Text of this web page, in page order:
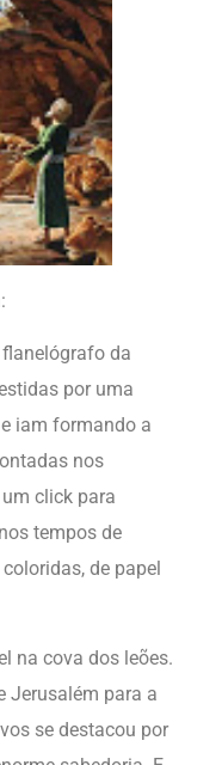
da
por uma
iam formando a
nos
click para
tempos de
de papel
na cova dos leões.
Jerusalém para a
se destacou por